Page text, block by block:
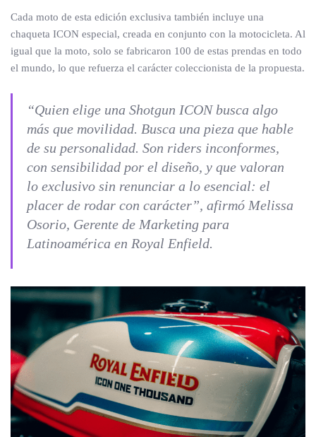
Cada moto de esta edición exclusiva también incluye una
chaqueta ICON especial, creada en conjunto con la motocicleta. Al
igual que la moto, solo se fabricaron 100 de estas prendas en todo
el mundo, lo que refuerza el carácter coleccionista de la propuesta.
“Quien elige una Shotgun ICON busca algo
más que movilidad. Busca una pieza que hable
de su personalidad. Son riders inconformes,
con sensibilidad por el diseño, y que valoran
lo exclusivo sin renunciar a lo esencial: el
placer de rodar con carácter”, afirmó Melissa
Osorio, Gerente de Marketing para
Latinoamérica en Royal Enfield.